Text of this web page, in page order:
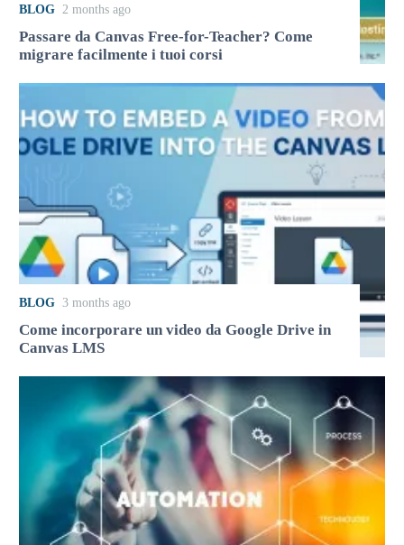
BLOG 2 months ago
Passare da Canvas Free-for-Teacher? Come
migrare facilmente i tuoi corsi
BLOG 3 months ago
Come incorporare un video da Google Drive in
Canvas LMS